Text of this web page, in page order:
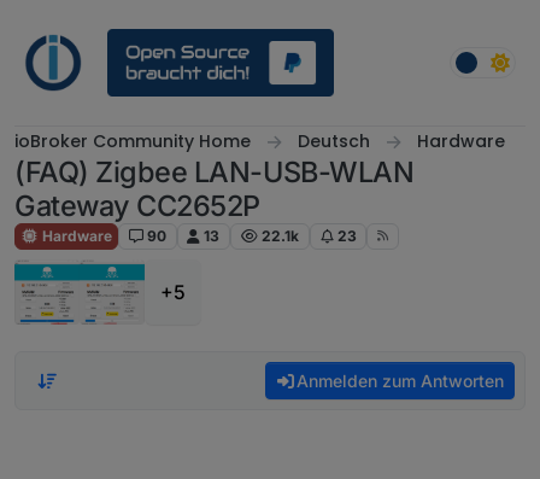
ioBroker Community Home Deutsch Hardware
(FAQ) Zigbee LAN-USB-WLAN
Gateway CC2652P
Hardware 90 13 22.1k 23
+5
Anmelden zum Antworten